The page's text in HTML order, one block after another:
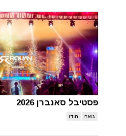
פסטיבל סאנברן 2026
גואה הודו